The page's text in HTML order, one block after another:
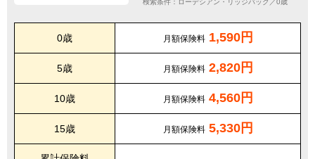
検索条件：ローデシアン・リッジバック／0歳
0歳 月額保険料 1,590円
5歳 月額保険料 2,820円
10歳 月額保険料 4,560円
15歳 月額保険料 5,330円